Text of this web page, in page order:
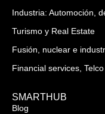
Industria: Automoción,
Turismo y Real Estate
Fusión, nuclear e
Financial services,
SMARTHUB
Blog